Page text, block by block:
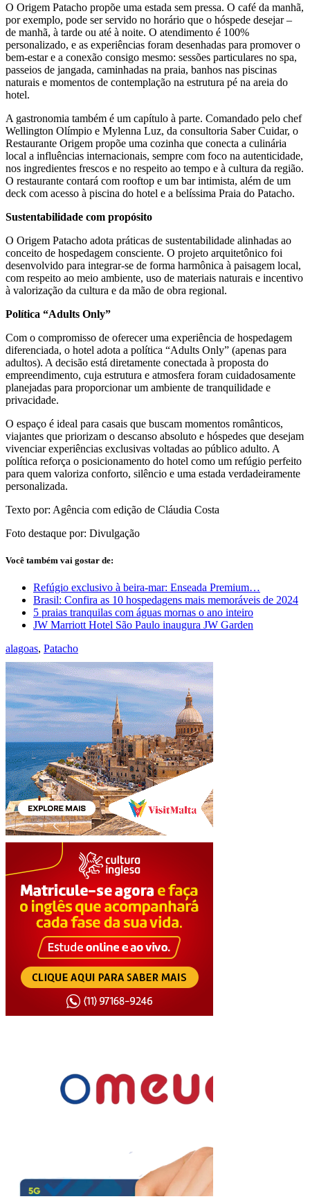
O Origem Patacho propõe uma estada sem pressa. O café da manhã,
por exemplo, pode ser servido no horário que o hóspede desejar –
de manhã, à tarde ou até à noite. O atendimento é 100%
personalizado, e as experiências foram desenhadas para promover o
bem-estar e a conexão consigo mesmo: sessões particulares no spa,
passeios de jangada, caminhadas na praia, banhos nas piscinas
naturais e momentos de contemplação na estrutura pé na areia do
hotel.
A gastronomia também é um capítulo à parte. Comandado pelo chef
Wellington Olímpio e Mylenna Luz, da consultoria Saber Cuidar, o
Restaurante Origem propõe uma cozinha que conecta a culinária
local a influências internacionais, sempre com foco na autenticidade,
nos ingredientes frescos e no respeito ao tempo e à cultura da região.
O restaurante contará com rooftop e um bar intimista, além de um
deck com acesso à piscina do hotel e a belíssima Praia do Patacho.
Sustentabilidade com propósito
O Origem Patacho adota práticas de sustentabilidade alinhadas ao
conceito de hospedagem consciente. O projeto arquitetônico foi
desenvolvido para integrar-se de forma harmônica à paisagem local,
com respeito ao meio ambiente, uso de materiais naturais e incentivo
à valorização da cultura e da mão de obra regional.
Política “Adults Only”
Com o compromisso de oferecer uma experiência de hospedagem
diferenciada, o hotel adota a política “Adults Only” (apenas para
adultos). A decisão está diretamente conectada à proposta do
empreendimento, cuja estrutura e atmosfera foram cuidadosamente
planejadas para proporcionar um ambiente de tranquilidade e
privacidade.
O espaço é ideal para casais que buscam momentos românticos,
viajantes que priorizam o descanso absoluto e hóspedes que desejam
vivenciar experiências exclusivas voltadas ao público adulto. A
política reforça o posicionamento do hotel como um refúgio perfeito
para quem valoriza conforto, silêncio e uma estada verdadeiramente
personalizada.
Texto por: Agência com edição de Cláudia Costa
Foto destaque por: Divulgação
Você também vai gostar de:
Refúgio exclusivo à beira-mar: Enseada Premium…
Brasil: Confira as 10 hospedagens mais memoráveis de 2024
5 praias tranquilas com águas mornas o ano inteiro
JW Marriott Hotel São Paulo inaugura JW Garden
alagoas, Patacho